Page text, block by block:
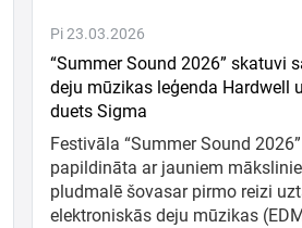
Pi 23.03.2026
“Summer Sound 2026” skatuvi
deju mūzikas leģenda Hardwell
duets Sigma
Festivāla “Summer Sound
papildināta ar jauniem
pludmalē šovasar pirmo reizi
elektroniskās deju mūzikas